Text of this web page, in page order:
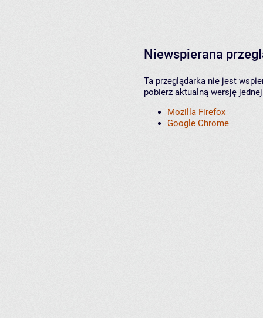
Niewspierana
Ta przeglądarka nie jest
pobierz aktualną wersję
Mozilla Firefox
Google Chrome